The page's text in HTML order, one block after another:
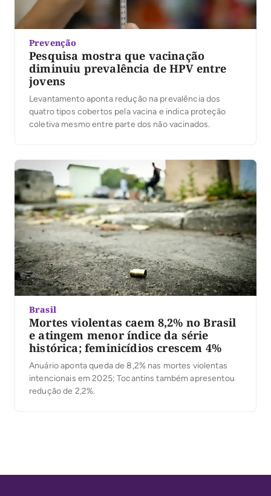
Prevenção
Pesquisa mostra que vacinação
diminuiu prevalência de HPV entre
jovens
Levantamento aponta redução na prevalência dos
quatro tipos cobertos pela vacina e indica proteção
coletiva mesmo entre parte dos não vacinados.
Brasil
Mortes violentas caem 8,2% no Brasil
e atingem menor índice da série
histórica; feminicídios crescem 4%
Anuário aponta queda de 8,2% nas mortes violentas
intencionais em 2025; Tocantins também apresentou
redução de 2,2%.